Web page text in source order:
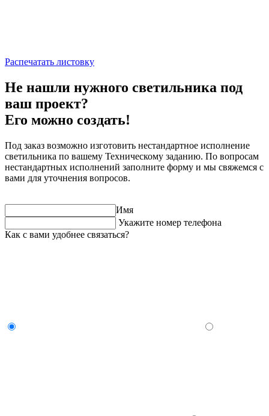
Распечатать листовку
Не нашли нужного светильника под
ваш проект?
Его можно создать!
Под заказ возможно изготовить нестандартное исполнение
светильника по вашему Техническому заданию. По вопросам
нестандартных исполнений заполните форму и мы свяжемся с
вами для уточнения вопросов.
Имя
Укажите номер телефона
Как с вами удобнее связаться?